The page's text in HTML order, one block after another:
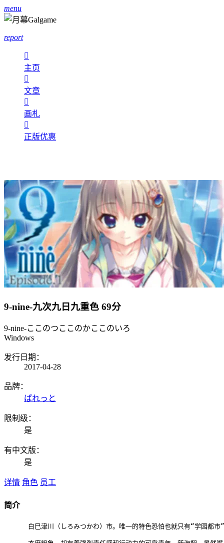
menu
report

主页

文章

画札

正版优惠
9-nine-九次九日九重色 69分
9-nine-ここのつここのかここのいろ
Windows
发行日期：
2017-04-28
品牌：
ぱれっと
限制级：
是
有中文版：
是
详情 角色 员工
简介
白巳津川（しろみつかわ）市。唯一的特色恐怕也就只有“学园都